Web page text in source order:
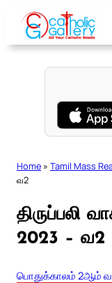
content
Home » Tamil Mass
வ2
திருப்பலி
2023 – வ2
பொதுக்காலம் 2ஆம்